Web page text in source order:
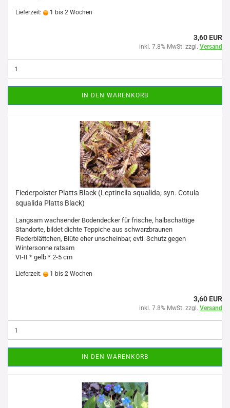
Lieferzeit: 1 bis 2 Wochen
3,60 EUR
inkl. 7.8% MwSt. zzgl. Versand
IN DEN WARENKORB
Fiederpolster Platts Black (Leptinella squalida; syn. Cotula
squalida Platts Black)
Langsam wachsender Bodendecker für frische, halbschattige
Standorte, bildet dichte Teppiche aus schwarzbraunen
Fiederblättchen, Blüte eher unscheinbar, evtl. Schutz gegen
Wintersonne ratsam
VI-II * gelb * 2-5 cm
Lieferzeit: 1 bis 2 Wochen
3,60 EUR
inkl. 7.8% MwSt. zzgl. Versand
IN DEN WARENKORB